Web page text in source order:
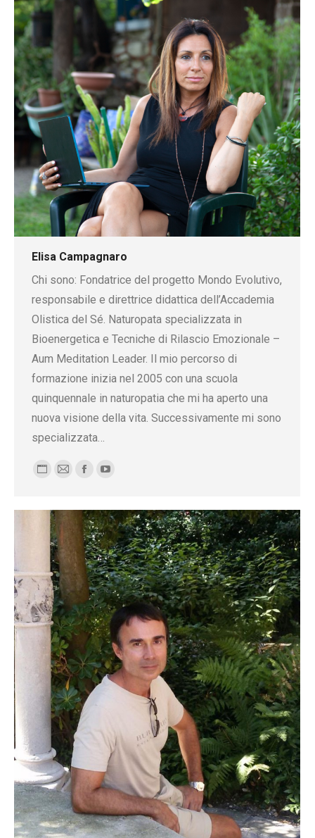
Elisa Campagnaro
Chi sono: Fondatrice del progetto Mondo Evolutivo,
responsabile e direttrice didattica dell’Accademia
Olistica del Sé. Naturopata specializzata in
Bioenergetica e Tecniche di Rilascio Emozionale –
Aum Meditation Leader. Il mio percorso di
formazione inizia nel 2005 con una scuola
quinquennale in naturopatia che mi ha aperto una
nuova visione della vita. Successivamente mi sono
specializzata…
Blog
/
sito
web
E-
Facebook
YouTube